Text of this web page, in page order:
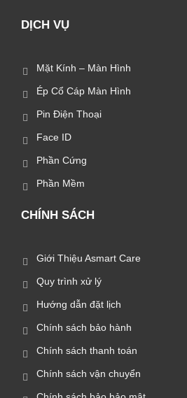
DỊCH VỤ
Mặt Kính – Màn Hình
Ép Cổ Cáp Màn Hình
Pin Điện Thoại
Face ID
Phần Cứng
Phần Mềm
CHÍNH SÁCH
Giới Thiệu Asmart Care
Quy trình xử lý
Hướng dẫn đặt lịch
Chính sách bảo hành
Chính sách thanh toán
Chính sách vận chuyển